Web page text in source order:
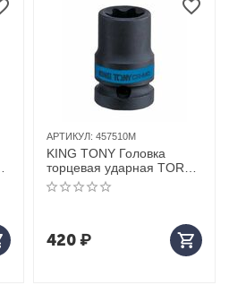
АРТИКУЛ: 457510M
KING TONY Головка
торцевая ударная TORX
Е-стандарт 1/2", E10, L =
38 мм
420₽